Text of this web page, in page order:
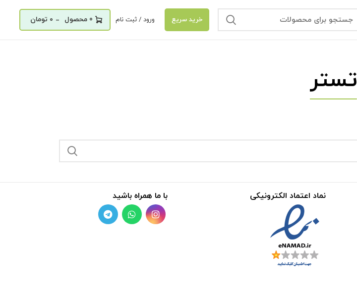
خرید سریع ورود / ثبت نام 0
_ ۰ تومان
تستر
با ما همراه باشید نماد اعتماد الکترونیکی